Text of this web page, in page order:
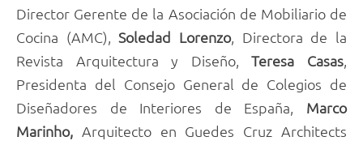
Director Gerente de la Asociación de Mobiliario de
Cocina (AMC), Soledad Lorenzo, Directora de la
Revista Arquitectura y Diseño,Teresa Casas
Presidenta del Consejo General de Colegios de
Diseñadores de Interiores de España, Marco
Marinho, Arquitecto en Guedes Cruz Architects